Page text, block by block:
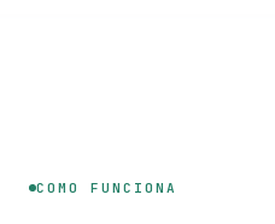
COMO FUNCIONA